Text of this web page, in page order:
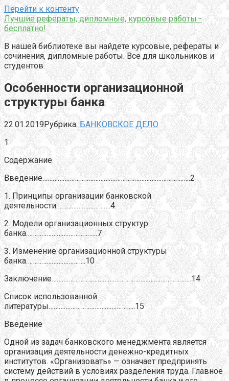
Перейти к контенту
Лучшие рефераты, дипломные, курсовые работы -
бесплатно!
В нашей библиотеке вы найдете курсовые, рефераты и
сочинения, дипломные работы. Все для школьников и
студентов.
Особенности организационной
структуры банка
22.01.2019Рубрика: БАНКОВСКОЕ ДЕЛО
1
Содержание
Введение……………………………………………………………………….…..2
1. Принципы организации банковской
деятельности……………………….….4
2. Модели организационных структур
банка…………………………………...7
3. Изменение организационной структуры
банка……………………………..10
Заключение……………………………………………………………………….14
Список использованной
литературы…………………………………………...15
Введение
Одной из задач банковского менеджмента является
организация деятельности денежно-кредитных
институтов. «Организовать» — означает предпринять
систему действий в условиях разделения труда. Главное